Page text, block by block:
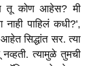
तू कोण आहेस? मी
पाहिलं कधी?',
सिद्धांत सर. त्या
त्यामुळे तुमची